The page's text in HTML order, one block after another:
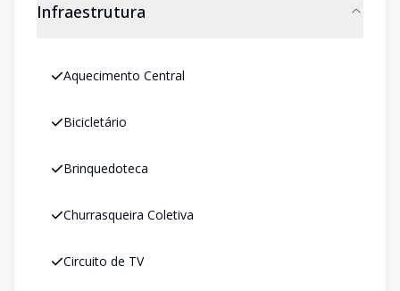
Infraestrutura
Aquecimento Central
Bicicletário
Brinquedoteca
Churrasqueira Coletiva
Circuito de TV